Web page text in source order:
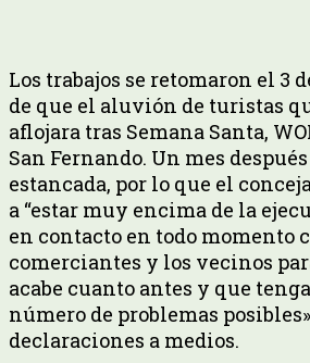
Los trabajos se retomaron el 3
de que el aluvión de turistas
aflojara tras Semana Santa,
San Fernando. Un mes
estancada, por lo que el
a “estar muy encima de la
en contacto en todo momento
comerciantes y los vecinos
acabe cuanto antes y que
número de problemas
declaraciones a medios.